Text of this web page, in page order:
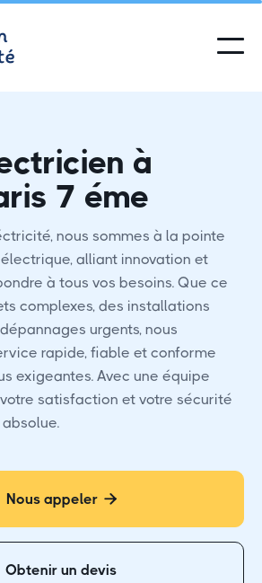
à
7 éme
nous sommes à la pointe
alliant innovation et
à tous vos besoins. Que ce
complexes, des installations
urgents, nous
rapide, fiable et conforme
exigeantes. Avec une équipe
satisfaction et votre sécurité
Nous appeler 
Obtenir un devis